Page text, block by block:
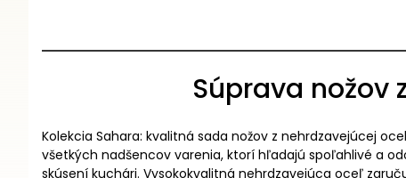
Súprava nožov
Kolekcia Sahara: kvalitná sada nožov z nehrdzavejúcej
všetkých nadšencov varenia, ktorí hľadajú spoľahlivé a
skúsení kuchári. Vysokokvalitná nehrdzavejúca oceľ